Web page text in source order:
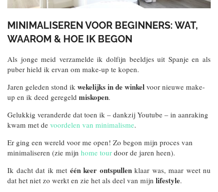
MINIMALISEREN VOOR BEGINNERS: WAT,
WAAROM & HOE IK BEGON
Als jonge meid verzamelde ik dolfijn beeldjes uit Spanje en als
puber hield ik ervan om make-up te kopen.
Jaren geleden stond ik wekelijks in de winkel voor nieuwe make-
up en ik deed geregeld miskopen.
Gelukkig veranderde dat toen ik – dankzij Youtube – in aanraking
kwam met de voordelen van minimalisme.
Er ging een wereld voor me open! Zo begon mijn proces van
minimaliseren (zie mijn home tour door de jaren heen).
Ik dacht dat ik met één keer ontspullenklaar was, maar weet nu
dat het niet zo werkt en zie het als deel van mijn lifestyle.